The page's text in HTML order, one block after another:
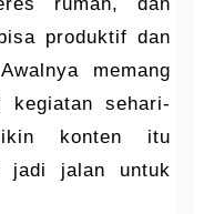
produktif dan
memang
kegiatan sehari-
konten itu
jadi jalan untuk